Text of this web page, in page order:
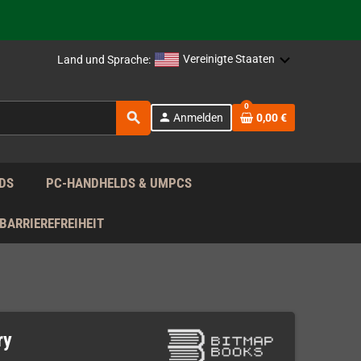
nach!
Land und Sprache: Vereinigte Staaten
search person Anmelden
0
0,00 €
PC-HANDHELDS & UMPCS
BARRIEREFREIHEIT